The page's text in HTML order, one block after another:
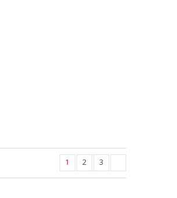
1 2 3